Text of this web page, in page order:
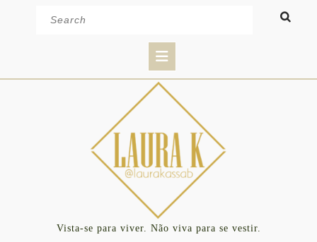
Button
Vista-se para viver. Não viva para se vestir.